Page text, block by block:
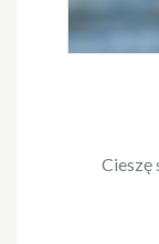
Cieszę